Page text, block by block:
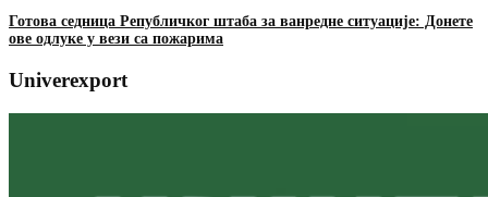
Готова седница Републичког штаба за ванредне ситуације: Донете
ове одлуке у вези са пожарима
Univerexport